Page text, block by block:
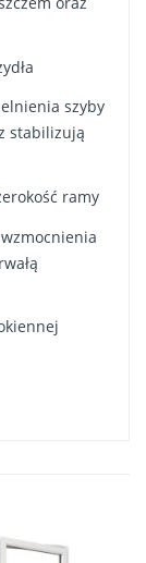
szyby
stabilizują
ramy